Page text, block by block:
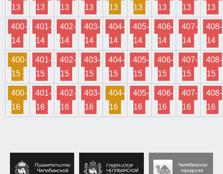
13
13
13
13
13
13
13
13
13
400-
14
401-
14
402-
14
403-
14
404-
14
405-
14
406-
14
407-
14
408-
14
400-
15
401-
15
402-
15
403-
15
404-
15
405-
15
406-
15
407-
15
408-
15
400-
16
401-
16
402-
16
403-
16
404-
16
405-
16
406-
16
407-
16
408-
16